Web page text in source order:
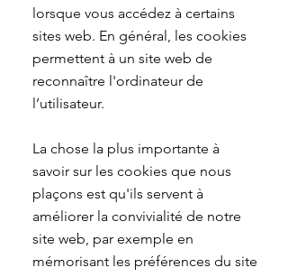
lorsque vous accédez à certains
sites web. En général, les cookies
permettent à un site web de
reconnaître l'ordinateur de
l’utilisateur.
La chose la plus importante à
savoir sur les cookies que nous
plaçons est qu'ils servent à
améliorer la convivialité de notre
site web, par exemple en
mémorisant les préférences du site